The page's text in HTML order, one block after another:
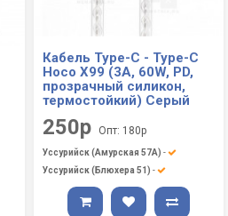
Кабель Type-C - Type-C
Hoco X99 (3A, 60W, PD,
прозрачный силикон,
термостойкий) Серый
250р Опт: 180р
Уссурийск (Амурская 57А) -
Уссурийск (Блюхера 51) -